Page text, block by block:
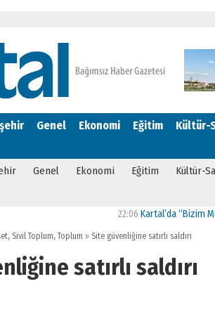
Genel Ekonomi Eğitim Kültür-
Genel Ekonomi Eğitim Kültür-
Kartal’da “Bizim
, Sivil Toplum,Toplum »Site güvenliğine satırlı saldırı
satırlı saldırı